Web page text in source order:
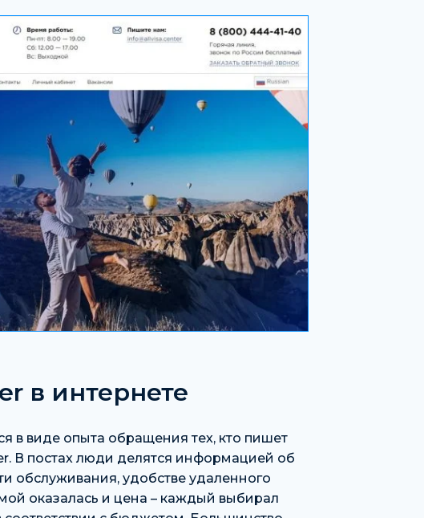
в интернете
в виде опыта обращения тех, кто пишет
В постах люди делятся информацией об
обслуживания, удобстве удаленного
оказалась и цена – каждый выбирал